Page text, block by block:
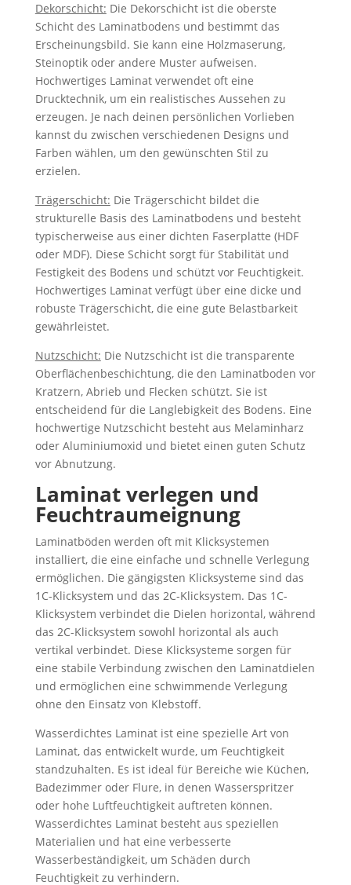
Dekorschicht: Die Dekorschicht ist die oberste
Schicht des Laminatbodens und bestimmt das
Erscheinungsbild. Sie kann eine Holzmaserung,
Steinoptik oder andere Muster aufweisen.
Hochwertiges Laminat verwendet oft eine
Drucktechnik, um ein realistisches Aussehen zu
erzeugen. Je nach deinen persönlichen Vorlieben
kannst du zwischen verschiedenen Designs und
Farben wählen, um den gewünschten Stil zu
erzielen.
Trägerschicht: Die Trägerschicht bildet die
strukturelle Basis des Laminatbodens und besteht
typischerweise aus einer dichten Faserplatte (HDF
oder MDF). Diese Schicht sorgt für Stabilität und
Festigkeit des Bodens und schützt vor Feuchtigkeit.
Hochwertiges Laminat verfügt über eine dicke und
robuste Trägerschicht, die eine gute Belastbarkeit
gewährleistet.
Nutzschicht: Die Nutzschicht ist die transparente
Oberflächenbeschichtung, die den Laminatboden vor
Kratzern, Abrieb und Flecken schützt. Sie ist
entscheidend für die Langlebigkeit des Bodens. Eine
hochwertige Nutzschicht besteht aus Melaminharz
oder Aluminiumoxid und bietet einen guten Schutz
vor Abnutzung.
Laminat verlegen und
Feuchtraumeignung
Laminatböden werden oft mit Klicksystemen
installiert, die eine einfache und schnelle Verlegung
ermöglichen. Die gängigsten Klicksysteme sind das
1C-Klicksystem und das 2C-Klicksystem. Das 1C-
Klicksystem verbindet die Dielen horizontal, während
das 2C-Klicksystem sowohl horizontal als auch
vertikal verbindet. Diese Klicksysteme sorgen für
eine stabile Verbindung zwischen den Laminatdielen
und ermöglichen eine schwimmende Verlegung
ohne den Einsatz von Klebstoff.
Wasserdichtes Laminat ist eine spezielle Art von
Laminat, das entwickelt wurde, um Feuchtigkeit
standzuhalten. Es ist ideal für Bereiche wie Küchen,
Badezimmer oder Flure, in denen Wasserspritzer
oder hohe Luftfeuchtigkeit auftreten können.
Wasserdichtes Laminat besteht aus speziellen
Materialien und hat eine verbesserte
Wasserbeständigkeit, um Schäden durch
Feuchtigkeit zu verhindern.